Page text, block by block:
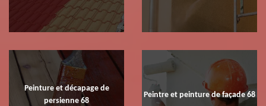
Peinture et décapage de
persienne 68
Peintre et peinture de façade 68